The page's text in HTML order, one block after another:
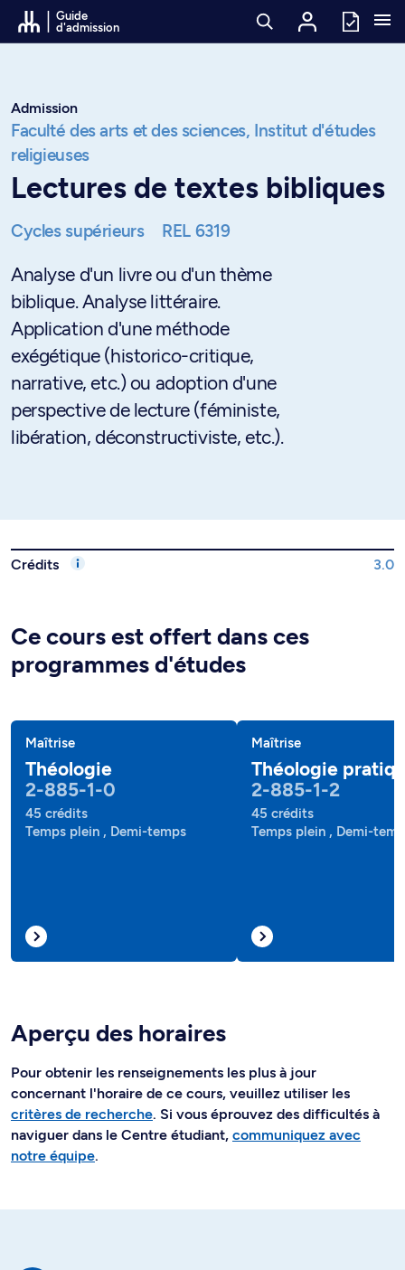
Passer au contenu
Guide
d'admission
Admission
Faculté des arts et des sciences, Institut d'études
religieuses
Lectures de textes bibliques
Cycles supérieurs REL 6319
Analyse d'un livre ou d'un thème
biblique. Analyse littéraire.
Application d'une méthode
exégétique (historico-critique,
narrative, etc.) ou adoption d'une
perspective de lecture (féministe,
libération, déconstructiviste, etc.).
Crédits 3.0
Ce cours est offert dans ces
programmes d'études
Maîtrise
Théologie
2-885-1-0
45 crédits
Temps plein , Demi-temps
Maîtrise
Théologie
2-885-1-2
45 crédits
Temps plein , Demi-
Aperçu des horaires
Pour obtenir les renseignements les plus à jour
concernant l'horaire de ce cours, veuillez utiliser les
critères de recherche. Si vous éprouvez des difficultés à
naviguer dans le Centre étudiant, communiquez avec
notre équipe.